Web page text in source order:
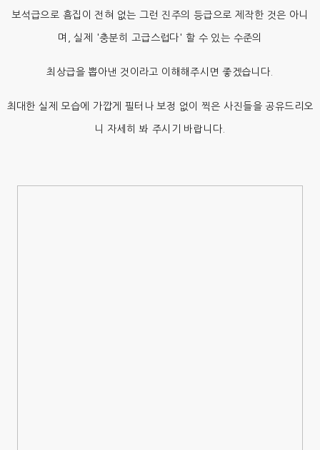
보석급으로 흠집이 전혀 없는 그런 진주의 등급으로 제작한 것은 아니
며, 실제 '충분히 고급스럽다' 할 수 있는 수준의
최상급을 뽑아낸 것이라고 이해해주시면 좋겠습니다.
최대한 실제 모습에 가깝게 필터나 보정 없이 찍은 사진들을 공유드리오
니 자세히 봐 주시기 바랍니다.